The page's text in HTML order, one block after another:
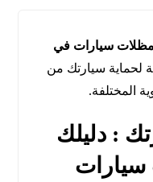
سيارات في
لحماية سيارتك من
المختلفة.
: دليلك
سيارات